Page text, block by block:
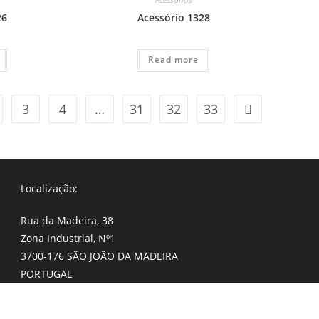
Acessório 1328
Read more
3 4 … 31 32 33
Localização:
Rua da Madeira, 38
Zona Industrial, Nº1
3700-176 SÃO JOÃO DA MADEIRA
PORTUGAL